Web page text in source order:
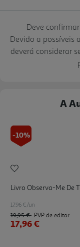
Deve
Devido a possíveis
deverá considerar
A
-10%
Livro Observa-Me De
17.96 €/un
19,95 € PVP de editor
17,96 €